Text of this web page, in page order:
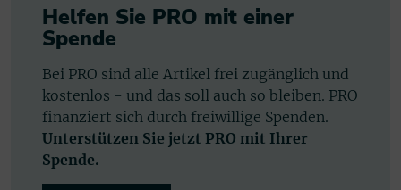
Helfen Sie PRO mit einer
Spende
Bei PRO sind alle Artikel frei zugänglich und
kostenlos - und das soll auch so bleiben. PRO
finanziert sich durch freiwillige Spenden.
Unterstützen Sie jetzt PRO mit Ihrer
Spende.